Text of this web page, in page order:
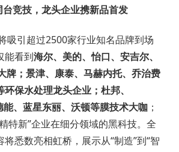
竞技，龙头企业携新品首发
吸引超过2500家行业知名品牌到场
能看到海尔、美的、怡口、安吉尔、
牌；景津、康泰、马赫内托、乔治费
保水处理龙头企业；杜邦、
、蓝星东丽、沃顿等膜技术大咖 ；
特新”企业在细分领域的黑科技。全
悉数亮相虹桥，展示从“制造”到“智